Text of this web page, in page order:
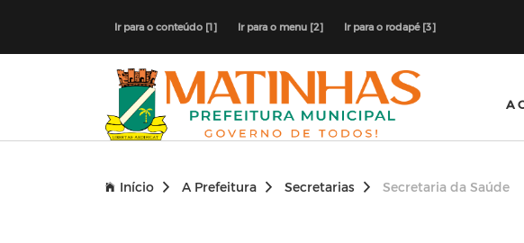
Ir para o conteúdo [1] Ir para o menu [2] Ir para o rodapé [3]
A
Início A Prefeitura Secretarias Secretaria da Saúde